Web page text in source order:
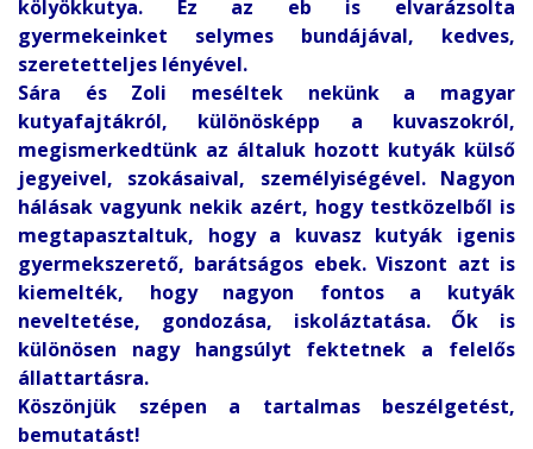
kölyökkutya. Ez az eb is elvarázsolta
gyermekeinket selymes bundájával, kedves,
szeretetteljes lényével.
Sára és Zoli meséltek nekünk a magyar
kutyafajtákról, különösképp a kuvaszokról,
megismerkedtünk az általuk hozott kutyák külső
jegyeivel, szokásaival, személyiségével. Nagyon
hálásak vagyunk nekik azért, hogy testközelből is
megtapasztaltuk, hogy a kuvasz kutyák igenis
gyermekszerető, barátságos ebek. Viszont azt is
kiemelték, hogy nagyon fontos a kutyák
neveltetése, gondozása, iskoláztatása. Ők is
különösen nagy hangsúlyt fektetnek a felelős
állattartásra.
Köszönjük szépen a tartalmas beszélgetést,
bemutatást!